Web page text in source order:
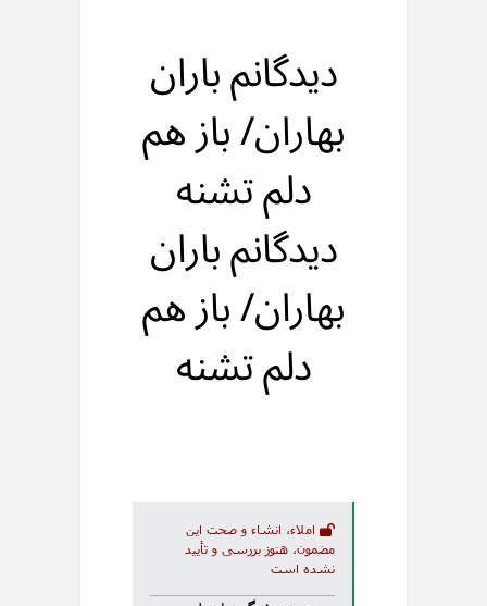
دیدگانم باران
بهاران/ باز هم
دلم تشنه
دیدگانم باران
بهاران/ باز هم
دلم تشنه
املاء، انشاء و صحت این
مضمون، هنوز بررسی و تأیید
نشده است